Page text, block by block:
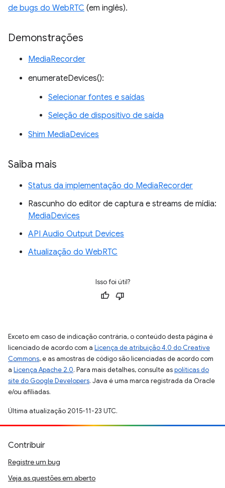
de bugs do WebRTC (em inglês).
Demonstrações
MediaRecorder
enumerateDevices():
Selecionar fontes e saídas
Seleção de dispositivo de saída
Shim MediaDevices
Saiba mais
Status da implementação do MediaRecorder
Rascunho do editor de captura e streams de mídia:
MediaDevices
API Audio Output Devices
Atualização do WebRTC
Isso foi útil?
Exceto em caso de indicação contrária, o conteúdo desta página é
licenciado de acordo com a Licença de atribuição 4.0 do Creative
Commons, e as amostras de código são licenciadas de acordo com
a Licença Apache 2.0. Para mais detalhes, consulte aspolíticas do
site do Google Developers. Java é uma marca registrada da Oracle
e/ou afiliadas.
Última atualização 2015-11-23 UTC.
Contribuir
Registre um bug
Veja as questões em aberto